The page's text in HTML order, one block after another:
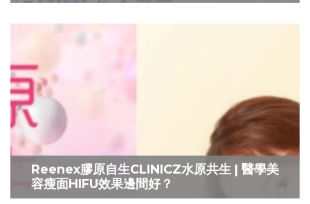
Reenex膠原自生CLINICZ水原共生 | 醫學美
容瘦面HIFU效果邊間好？